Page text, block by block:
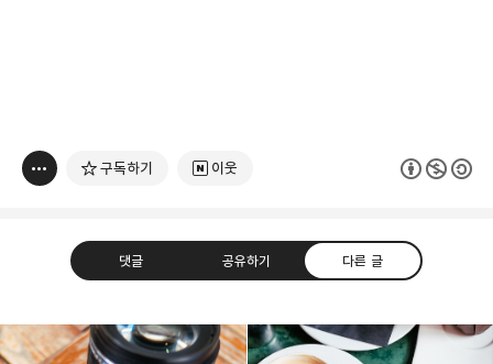
구독하기 이웃
댓글 공유하기 다른 글